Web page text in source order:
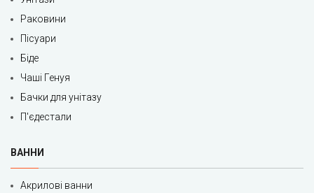
Раковини
Пісуари
Біде
Чаші Генуя
Бачки для унітазу
П'єдестали
ВАННИ
Акрилові ванни